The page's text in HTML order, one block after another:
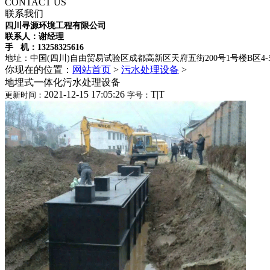
CONTACT US
联系我们
四川寻源环境工程有限公司
联系人：谢经理
手 机： 13258325616
地址：中国(四川)自由贸易试验区成都高新区天府五街200号1号楼B区4-
你现在的位置： 网站首页 > 污水处理设备 >
地埋式一体化污水处理设备
更新时间： 2021-12-15 17:05:26 字号： T|T